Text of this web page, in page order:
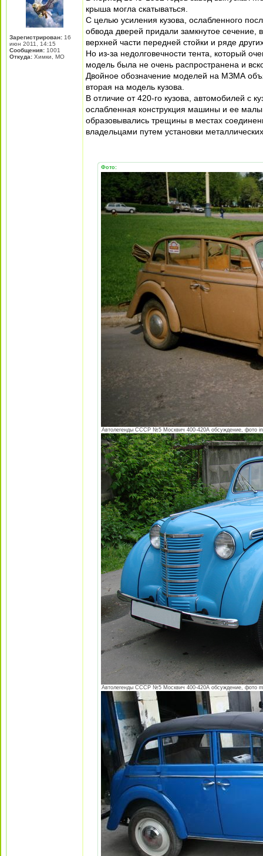
Зарегистрирован: 16
июн 2011, 14:15
Сообщения: 1001
Откуда: Химки, МО
крыша могла скатываться.
С целью усиления кузова, ослабленного
обвода дверей придали замкнутое сечение,
верхней части передней стойки и ряде
Но из-за недолговечности тента, который
модель была не очень распространена и
Двойное обозначение моделей на МЗМА
вторая на модель кузова.
В отличие от 420-го кузова, автомобилей с
ослабленная конструкция машины и ее
образовывались трещины в местах
владельцами путем установки
Фото:
Автолегенды СССР №5 Москвич 400-420А обсуждение, фото
Автолегенды СССР №5 Москвич 400-420А обсуждение, фото